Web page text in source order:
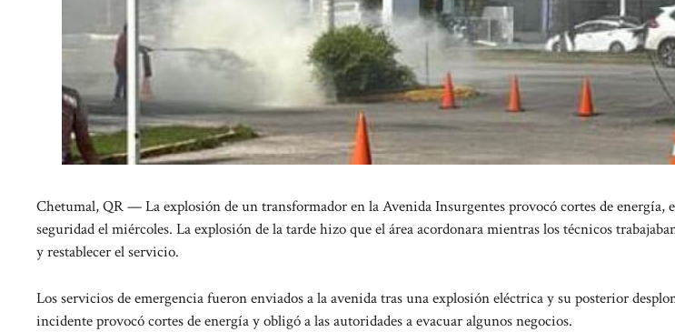
Chetumal, QR — La explosión de un transformador en la Avenida Insurgentes provocó cortes de energía,
seguridad el miércoles. La explosión de la tarde hizo que el área acordonara mientras los técnicos
y restablecer el servicio.
Los servicios de emergencia fueron enviados a la avenida tras una explosión eléctrica y su posterior
incidente provocó cortes de energía y obligó a las autoridades a evacuar algunos negocios.